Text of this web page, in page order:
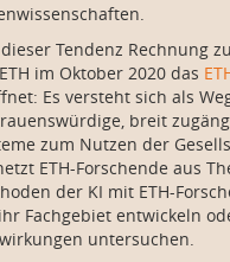
Tendenz Rechnung
im Oktober 2020 das
Es versteht sich als
breit
zum Nutzen der
ETH-​​Forschende aus
der KI mit ETH-​​
Fachgebiet entwickeln
untersuchen.